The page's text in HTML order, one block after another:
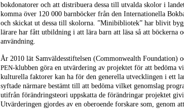
bokdonatorer och att distribuera dessa till utvalda skolor i
komma över 120 000 barnböcker från den Internationella
och skickat ut dessa till skolorna. ”Minibibliotek” har blivit
lärare har fått utbildning i att lära barn att läsa så att böckerna
användning.
År 2010 lät Samväldesstiftelsen (Commonwealth Foundation)
PEN-klubben göra en utvärdering av projektet för att bedöma
kulturella faktorer kan ha för den generella utvecklingen i ett
syftade närmare bestämt till att bedöma vilket genomslag
utifrån förändringsteori uppskatta de förändringar projektet
Utvärderingen gjordes av en oberoende forskare som, genom